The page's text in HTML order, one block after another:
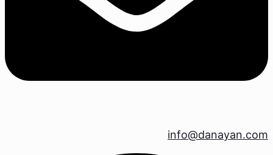
info@danayan.com